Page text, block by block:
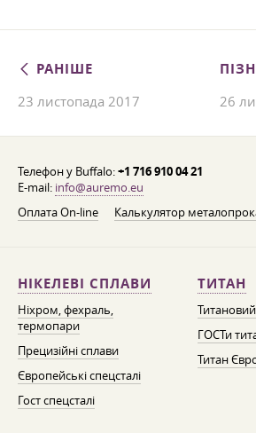
РАНІШЕ
23 листопада 2017 26
Телефон у Buffalo:+1 716 910 04 21
E-mail: info@auremo.eu
Оплата On-line
Калькулятор
НІКЕЛЕВІ СПЛАВИ
Ніхром, фехраль,
термопари
Прецизійні сплави
Європейські спецсталі
Гост спецсталі
ТИТАН
ГОСТи
Титан